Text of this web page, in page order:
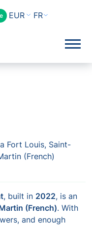
FR
Fort Louis, Saint-
(French)
, built in 2022, is an
(French). With
and enough